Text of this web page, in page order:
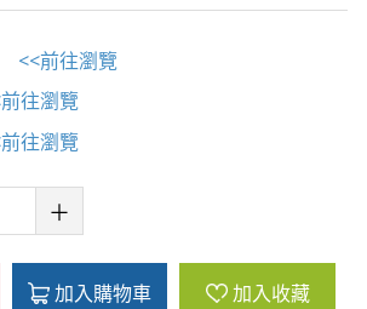
<<前往瀏覽
往瀏覽
往瀏覽
加入購物車 加入收藏